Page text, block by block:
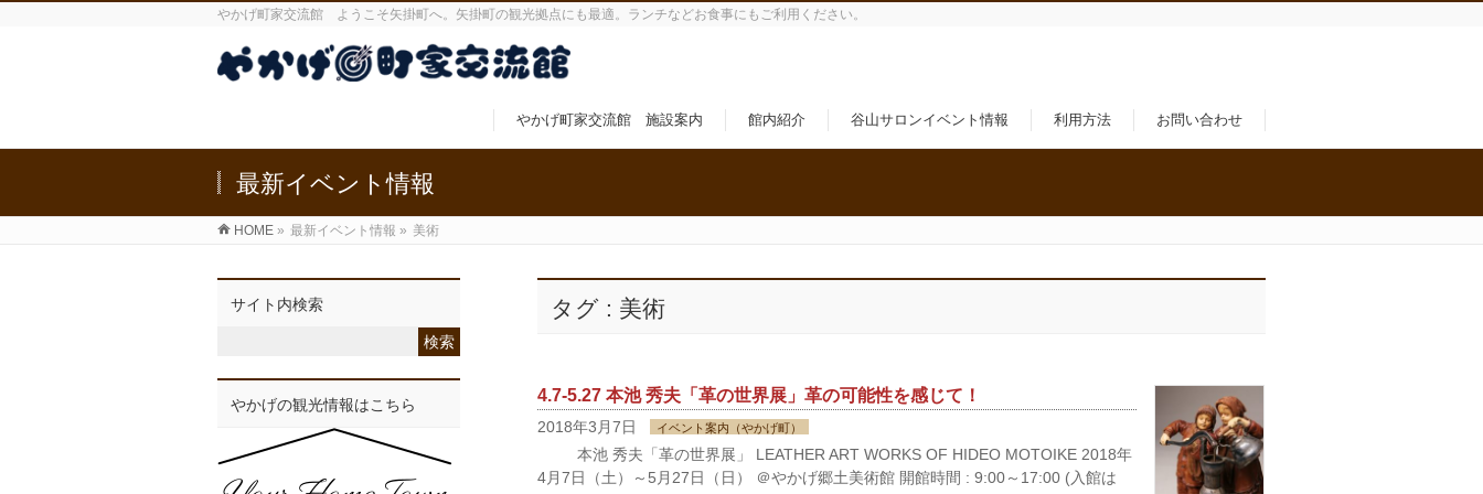
やかげ町家交流館 ようこそ矢掛町へ。矢掛町の観光拠点にも最適。ランチなどお食事にもご利用ください。
やかげ町家交流館 施設案内 館内紹介 谷山サロンイベント情報 利用方法 お問い合わせ
最新イベント情報
HOME » 最新イベント情報 » 美術
タグ : 美術
4.7-5.27 本池 秀夫「革の世界展」革の可能性を感じて！
2018年3月7日 イベント案内（やかげ町）
本池 秀夫「革の世界展」 LEATHER ART WORKS OF HIDEO MOTOIKE 2018年
4月7日（土）～5月27日（日） ＠やかげ郷土美術館 開館時間 : 9:00～17:00 (入館は
サイト内検索
やかげの観光情報はこちら